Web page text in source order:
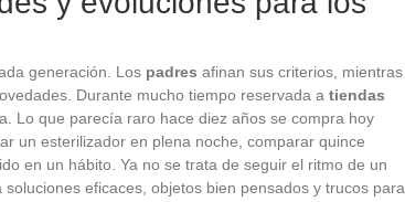
generación. Los padres afinan sus criterios, mientras
Durante mucho tiempo reservada a tiendas
Lo que parecía raro hace diez años se compra hoy
un esterilizador en plena noche, comparar quince
en un hábito. Ya no se trata de seguir el ritmo de un
eficaces, objetos bien pensados y trucos para